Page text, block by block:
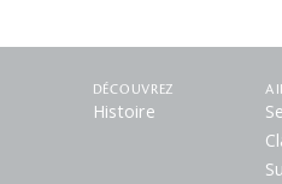
DÉCOUVREZ
Histoire